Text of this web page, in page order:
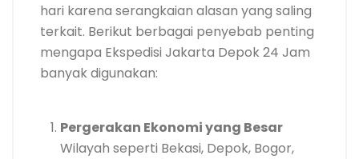
hari karena serangkaian alasan yang saling
terkait. Berikut berbagai penyebab penting
mengapa Ekspedisi Jakarta Depok 24 Jam
banyak digunakan:
Pergerakan Ekonomi yang Besar
Wilayah seperti Bekasi, Depok, Bogor,